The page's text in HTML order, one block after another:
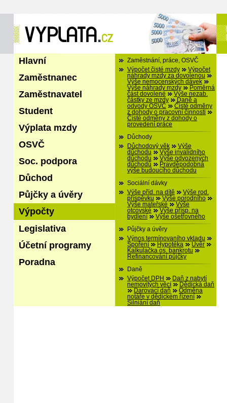
Hlavní
Zaměstnanec
Zaměstnavatel
Student
Výplata mzdy
OSVČ
Soc. podpora
Důchod
Půjčky a úvěry
Výpočty
Legislativa
Účetní programy
Poradna
Zaměstnání, práce, OSVČ
Výpočet čisté mzdy
Výpočet
náhrady mzdy za dovolenou
Výše nemocenských dávek
Výše náhrady mzdy
Poměrná
část dovolené
Výše nezab.
částky ze mzdy
Daně a
odvody OSVČ
Čisté odměny
z dohody o pracovní činnosti
Čisté odměny z dohody o
provedení práce
Důchody
Důchodový věk
Výše
důchodu
Výše invalidního
důchodu
Výše odvozených
důchodů
Pravděpodobná
výše budoucího důchodu
Sociální dávky
Výše příd. na dítě
Výše rod.
příspěvku
Výše porodního
Výše mateřské
Výše
otcovské
Výše přísp. na
bydlení
Výše ošetřovného
Půjčky a úvěry
Výnos termínovaního vkladu
Spoření
Hypotéka
Úvěr
Kalkulačka os. bankrotu
Refinancování půjčky
Daně
Výpočet DPH
Daň z nabytí
nemovitých věcí
Dědická daň
Darovací daň
Odměna
notáře v dědickém řízení
Silniání daň